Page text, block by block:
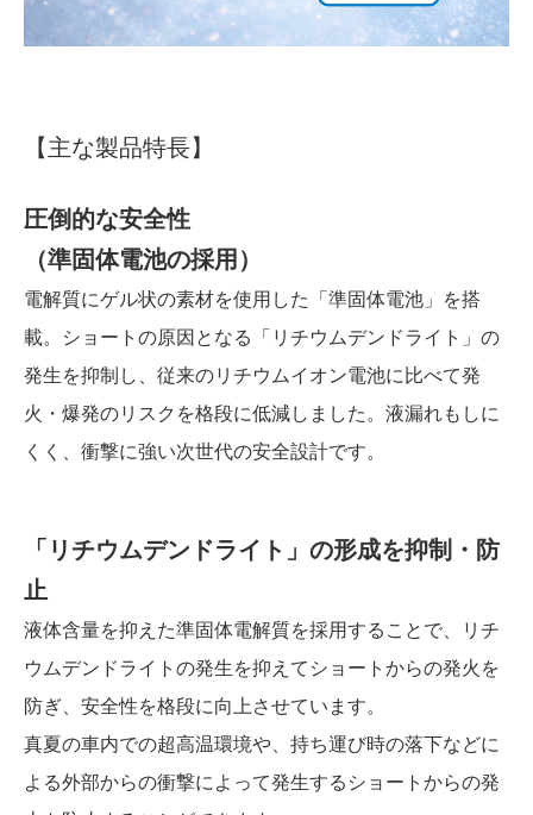
【主な製品特長】
圧倒的な安全性
（準固体電池の採用）
電解質にゲル状の素材を使用した「準固体電池」を搭
載。ショートの原因となる「リチウムデンドライト」の
発生を抑制し、従来のリチウムイオン電池に比べて発
火・爆発のリスクを格段に低減しました。液漏れもしに
くく、衝撃に強い次世代の安全設計です。
「リチウムデンドライト」の形成を抑制・防
止
液体含量を抑えた準固体電解質を採用することで、リチ
ウムデンドライトの発生を抑えてショートからの発火を
防ぎ、安全性を格段に向上させています。
真夏の車内での超高温環境や、持ち運び時の落下などに
よる外部からの衝撃によって発生するショートからの発